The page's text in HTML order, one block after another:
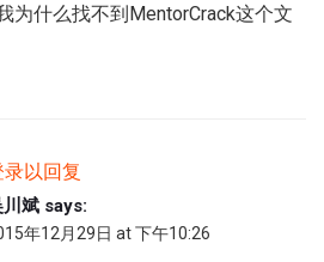
为什么找不到MentorCrack这个文
录以回复
川斌 says:
年12月29日 at 下午10:26